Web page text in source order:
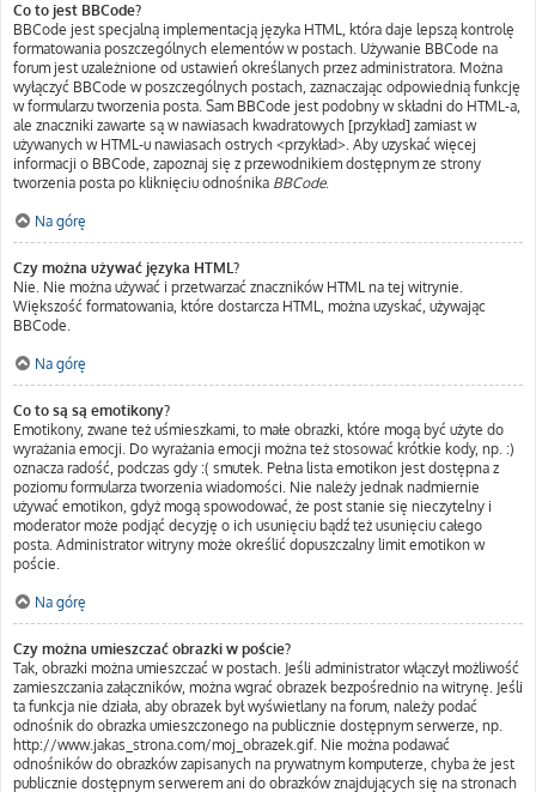
Co to jest BBCode?
BBCode jest specjalną implementacją języka HTML, która daje lepszą kontrolę
formatowania poszczególnych elementów w postach. Używanie BBCode na
forum jest uzależnione od ustawień określanych przez administratora. Można
wyłączyć BBCode w poszczególnych postach, zaznaczając odpowiednią funkcję
w formularzu tworzenia posta. Sam BBCode jest podobny w składni do HTML-a,
ale znaczniki zawarte są w nawiasach kwadratowych [przykład] zamiast w
używanych w HTML-u nawiasach ostrych <przykład>. Aby uzyskać więcej
informacji o BBCode, zapoznaj się z przewodnikiem dostępnym ze strony
tworzenia posta po kliknięciu odnośnika BBCode.
Na górę
Czy można używać języka HTML?
Nie. Nie można używać i przetwarzać znaczników HTML na tej witrynie.
Większość formatowania, które dostarcza HTML, można uzyskać, używając
BBCode.
Na górę
Co to są są emotikony?
Emotikony, zwane też uśmieszkami, to małe obrazki, które mogą być użyte do
wyrażania emocji. Do wyrażania emocji można też stosować krótkie kody, np. :)
oznacza radość, podczas gdy :( smutek. Pełna lista emotikon jest dostępna z
poziomu formularza tworzenia wiadomości. Nie należy jednak nadmiernie
używać emotikon, gdyż mogą spowodować, że post stanie się nieczytelny i
moderator może podjąć decyzję o ich usunięciu bądź też usunięciu całego
posta. Administrator witryny może określić dopuszczalny limit emotikon w
poście.
Na górę
Czy można umieszczać obrazki w poście?
Tak, obrazki można umieszczać w postach. Jeśli administrator włączył możliwość
zamieszczania załączników, można wgrać obrazek bezpośrednio na witrynę. Jeśli
ta funkcja nie działa, aby obrazek był wyświetlany na forum, należy podać
odnośnik do obrazka umieszczonego na publicznie dostępnym serwerze, np.
http://www.jakas_strona.com/moj_obrazek.gif. Nie można podawać
odnośników do obrazków zapisanych na prywatnym komputerze, chyba że jest
publicznie dostępnym serwerem ani do obrazków znajdujących się na stronach